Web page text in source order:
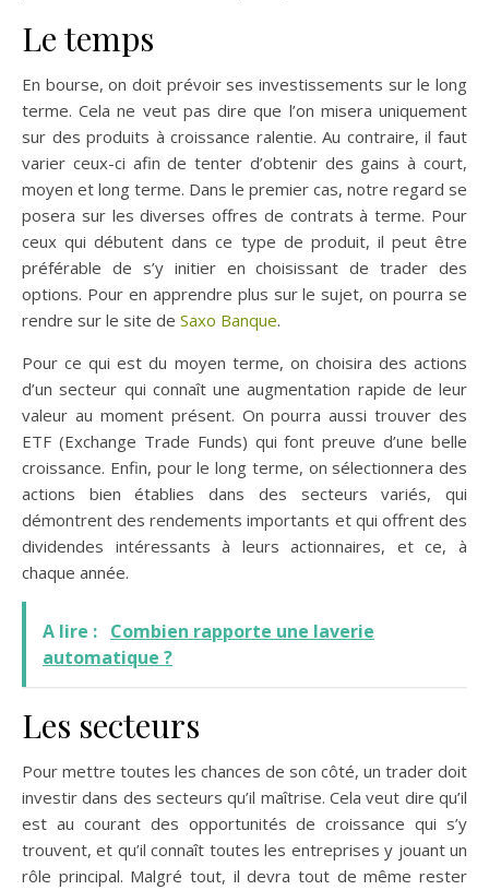
Le temps
En bourse, on doit prévoir ses investissements sur le long
terme. Cela ne veut pas dire que l’on misera uniquement
sur des produits à croissance ralentie. Au contraire, il faut
varier ceux-ci afin de tenter d’obtenir des gains à court,
moyen et long terme. Dans le premier cas, notre regard se
posera sur les diverses offres de contrats à terme. Pour
ceux qui débutent dans ce type de produit, il peut être
préférable de s’y initier en choisissant de trader des
options. Pour en apprendre plus sur le sujet, on pourra se
rendre sur le site de Saxo Banque.
Pour ce qui est du moyen terme, on choisira des actions
d’un secteur qui connaît une augmentation rapide de leur
valeur au moment présent. On pourra aussi trouver des
ETF (Exchange Trade Funds) qui font preuve d’une belle
croissance. Enfin, pour le long terme, on sélectionnera des
actions bien établies dans des secteurs variés, qui
démontrent des rendements importants et qui offrent des
dividendes intéressants à leurs actionnaires, et ce, à
chaque année.
A lire : Combien rapporte une laverie
automatique ?
Les secteurs
Pour mettre toutes les chances de son côté, un trader doit
investir dans des secteurs qu’il maîtrise. Cela veut dire qu’il
est au courant des opportunités de croissance qui s’y
trouvent, et qu’il connaît toutes les entreprises y jouant un
rôle principal. Malgré tout, il devra tout de même rester